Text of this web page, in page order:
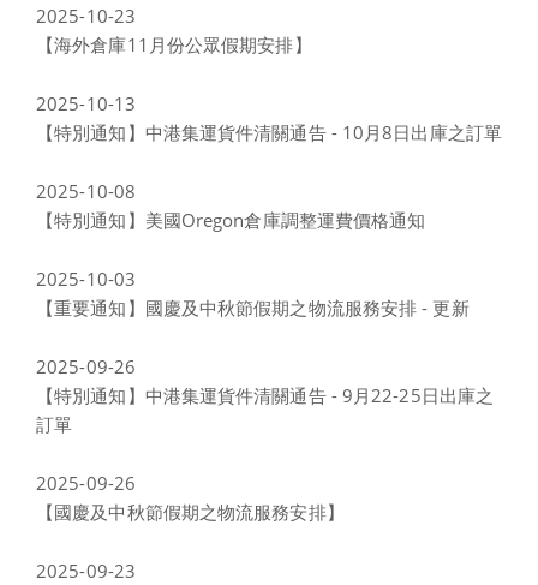
2025-10-23
【海外倉庫11月份公眾假期安排】
2025-10-13
【特別通知】中港集運貨件清關通告 - 10月8日出庫之訂單
2025-10-08
【特別通知】美國Oregon倉庫調整運費價格通知
2025-10-03
【重要通知】國慶及中秋節假期之物流服務安排 - 更新
2025-09-26
【特別通知】中港集運貨件清關通告 - 9月22-25日出庫之
訂單
2025-09-26
【國慶及中秋節假期之物流服務安排】
2025-09-23